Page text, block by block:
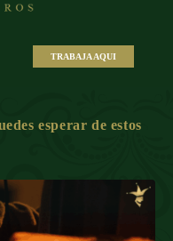
TRABAJA AQUI
esperar de estos